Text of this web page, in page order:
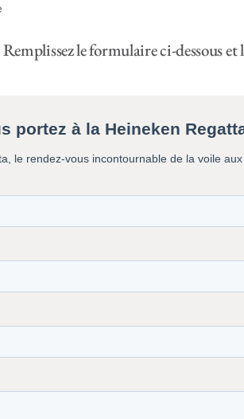
le formulaire ci-dessous et